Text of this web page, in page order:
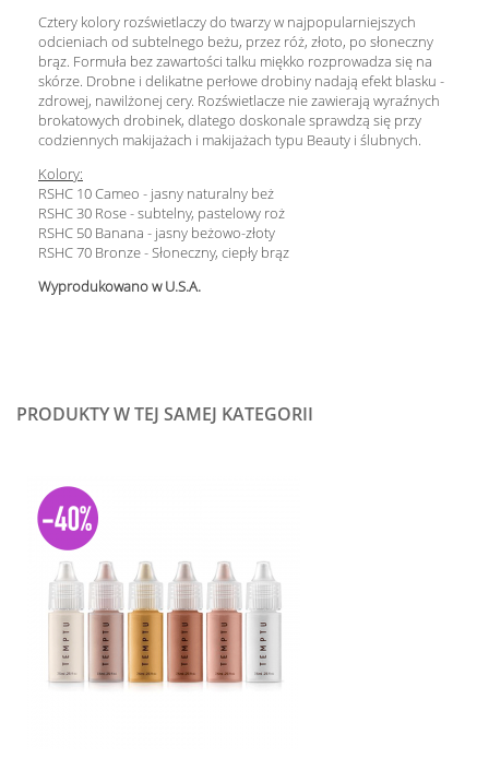
Cztery kolory rozświetlaczy do twarzy w najpopularniejszych
odcieniach od subtelnego beżu, przez róż, złoto, po słoneczny
brąz. Formuła bez zawartości talku miękko rozprowadza się na
skórze. Drobne i delikatne perłowe drobiny nadają efekt blasku -
zdrowej, nawilżonej cery. Rozświetlacze nie zawierają wyraźnych
brokatowych drobinek, dlatego doskonale sprawdzą się przy
codziennych makijażach i makijażach typu Beauty i ślubnych.
Kolory:
RSHC 10 Cameo - jasny naturalny beż
RSHC 30 Rose - subtelny, pastelowy roż
RSHC 50 Banana - jasny beżowo-złoty
RSHC 70 Bronze - Słoneczny, ciepły brąz
Wyprodukowano w U.S.A.
PRODUKTY W TEJ SAMEJ KATEGORII